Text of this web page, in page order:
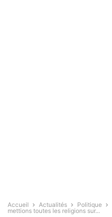
Accueil Actualités Politique
mettions toutes les religions sur...